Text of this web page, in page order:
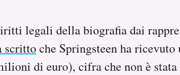
legali della biografia dai
scrittoche Springsteen ha
di euro), cifra che non è stata